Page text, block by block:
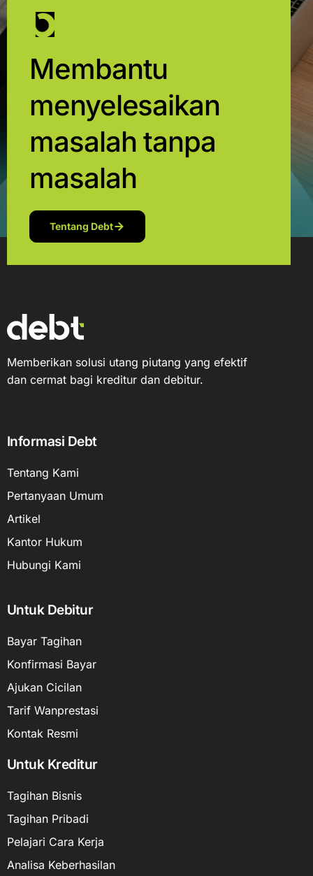
Membantu
menyelesaikan
masalah tanpa
masalah
Tentang Debt
Memberikan solusi utang piutang yang efektif
dan cermat bagi kreditur dan debitur.
Informasi Debt
Tentang Kami
Pertanyaan Umum
Artikel
Kantor Hukum
Hubungi Kami
Untuk Debitur
Bayar Tagihan
Konfirmasi Bayar
Ajukan Cicilan
Tarif Wanprestasi
Kontak Resmi
Untuk Kreditur
Tagihan Bisnis
Tagihan Pribadi
Pelajari Cara Kerja
Analisa Keberhasilan